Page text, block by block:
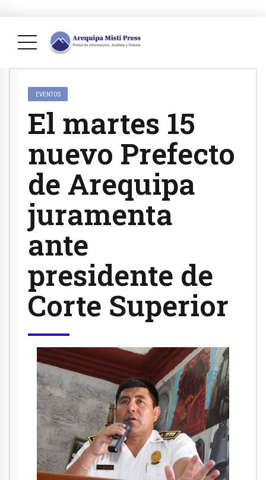
EVENTOS
El martes 15
nuevo Prefecto
de Arequipa
juramenta
ante
presidente de
Corte Superior